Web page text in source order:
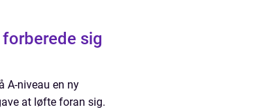
sig
A-niveau en ny
at løfte foran sig.